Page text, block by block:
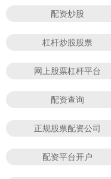
配资炒股
杠杆炒股股票
网上股票杠杆平台
配资查询
正规股票配资公司
配资平台开户